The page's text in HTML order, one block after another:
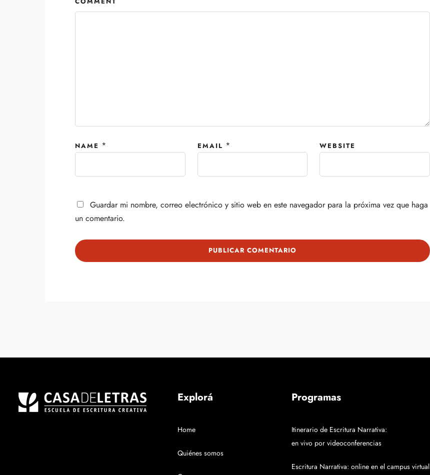
NAME * EMAIL * WEBSITE
Guardar mi nombre, correo electrónico y sitio web en este navegador para la próxima vez que haga
un comentario.
Explorá
Home
Quiénes somos
Programas
Itinerario de Escritura Narrativa:
en vivo por videoconferencias
Escritura Narrativa: online en el campus virtual